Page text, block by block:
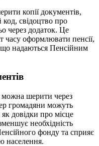
копії документів,
код, свідоцтво про
через додаток. Це
часу оформлювати пенсії,
що надаються Пенсійним
можна шерити через
громадяни можуть
довідки про місце
необхідність
фонду та сприяє
населення.